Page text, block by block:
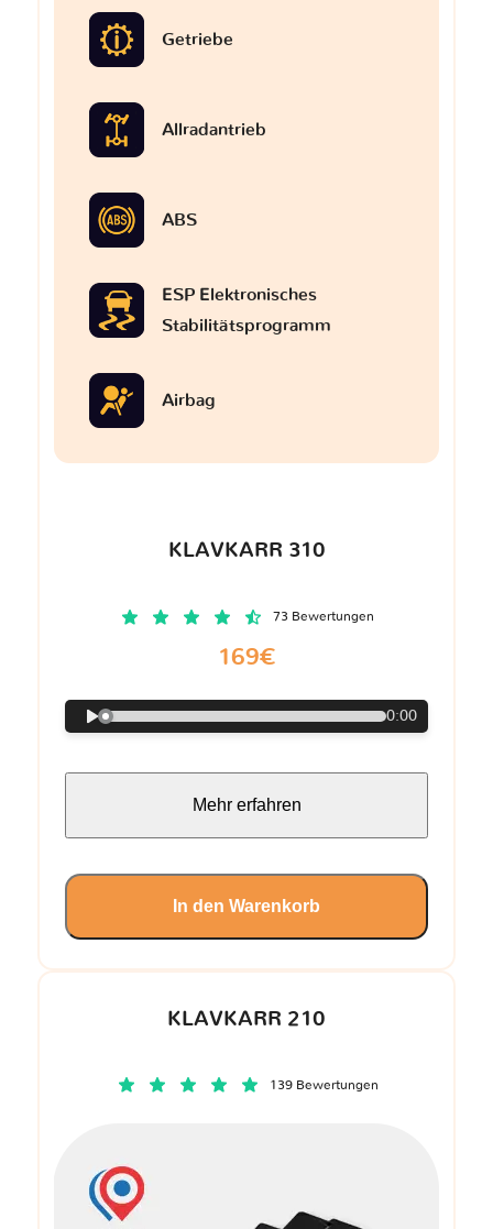
KLAVKARR 210
139 Bewertungen
Getriebe
Allradantrieb
ABS
ESP Elektronisches
Stabilitätsprogramm
Airbag
KLAVKARR 310
73 Bewertungen
169€
0:00
Mehr erfahren
In den Warenkorb